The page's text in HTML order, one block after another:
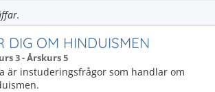
DIG OM HINDUISMEN
3 - Årskurs 5
är instuderingsfrågor som handlar om